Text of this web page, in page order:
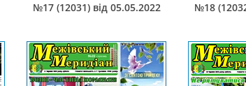
№17 (12031) від 05.05.2022 №18